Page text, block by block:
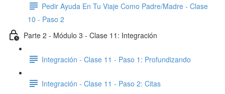
Pedir Ayuda En Tu Viaje Como Padre/Madre - Clase
10 - Paso 2
Parte 2 - Módulo 3 - Clase 11: Integración
Integración - Clase 11 - Paso 1: Profundizando
Integración - Clase 11 - Paso 2: Citas